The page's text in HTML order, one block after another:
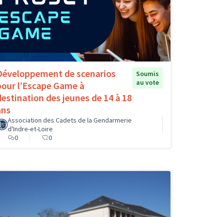
de scenarios
l’Escape Game à
des jeunes de 14 à 18
Soumis
au vote
Association des Cadets de la Gendarmerie
d'Indre-et-Loire
0
0